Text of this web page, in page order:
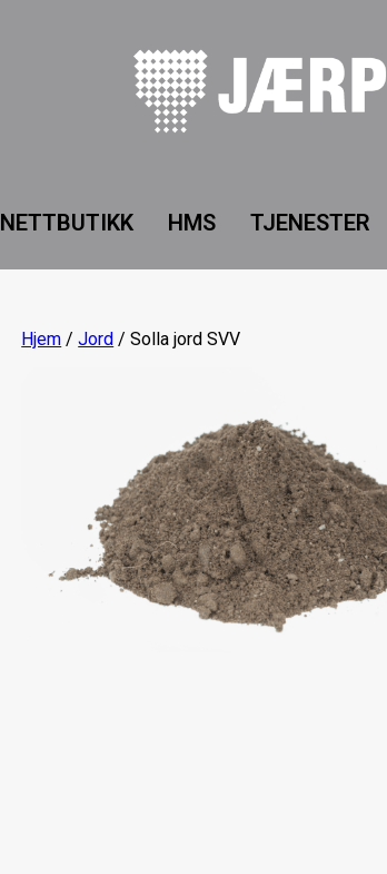
NETTBUTIKK HMS TJENESTER
Hjem /Jord / Solla jord SVV